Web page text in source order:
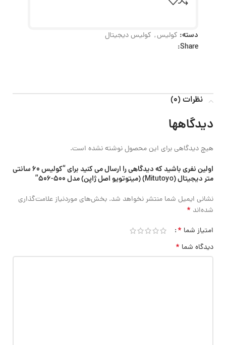
دسته: کولیس, کولیس دیجیتال
Share:
نظرات (0)
دیدگاهها
هیچ دیدگاهی برای این محصول نوشته نشده است.
اولین نفری باشید که دیدگاهی را ارسال می کنید برای “کولیس 60 سانتی
متر دیجیتال (Mitutoyo) (میتوتویو اصل ژاپن) مدل 500-506”
نشانی ایمیل شما منتشر نخواهد شد. بخش‌های موردنیاز علامت‌گذاری
شده‌اند *
امتیاز شما *
دیدگاه شما *